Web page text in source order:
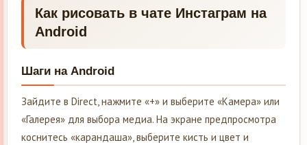
Как рисовать в чате Инстаграм на
Android
Шаги на Android
Зайдите в Direct, нажмите «+» и выберите «Камера» или
«Галерея» для выбора медиа. На экране предпросмотра
коснитесь «карандаша», выберите кисть и цвет и